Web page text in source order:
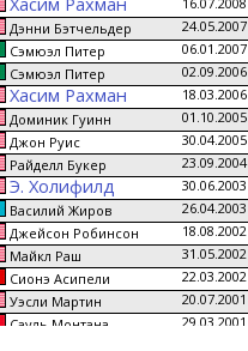
Дэнни Бэтчельдер 24.05.2007
Сэмюэл Питер 06.01.2007
Сэмюэл Питер 02.09.2006
Хасим Рахман 18.03.2006
Доминик Гуинн 01.10.2005
Джон Руис 30.04.2005
Райделл Букер 23.09.2004
Э. Холифилд 30.06.2003
Василий Жиров 26.04.2003
Джейсон Робинсон 18.08.2002
Майкл Раш 31.05.2002
Сионэ Асипели 22.03.2002
Уэсли Мартин 20.07.2001
Сауль Монтана 29.03.2001